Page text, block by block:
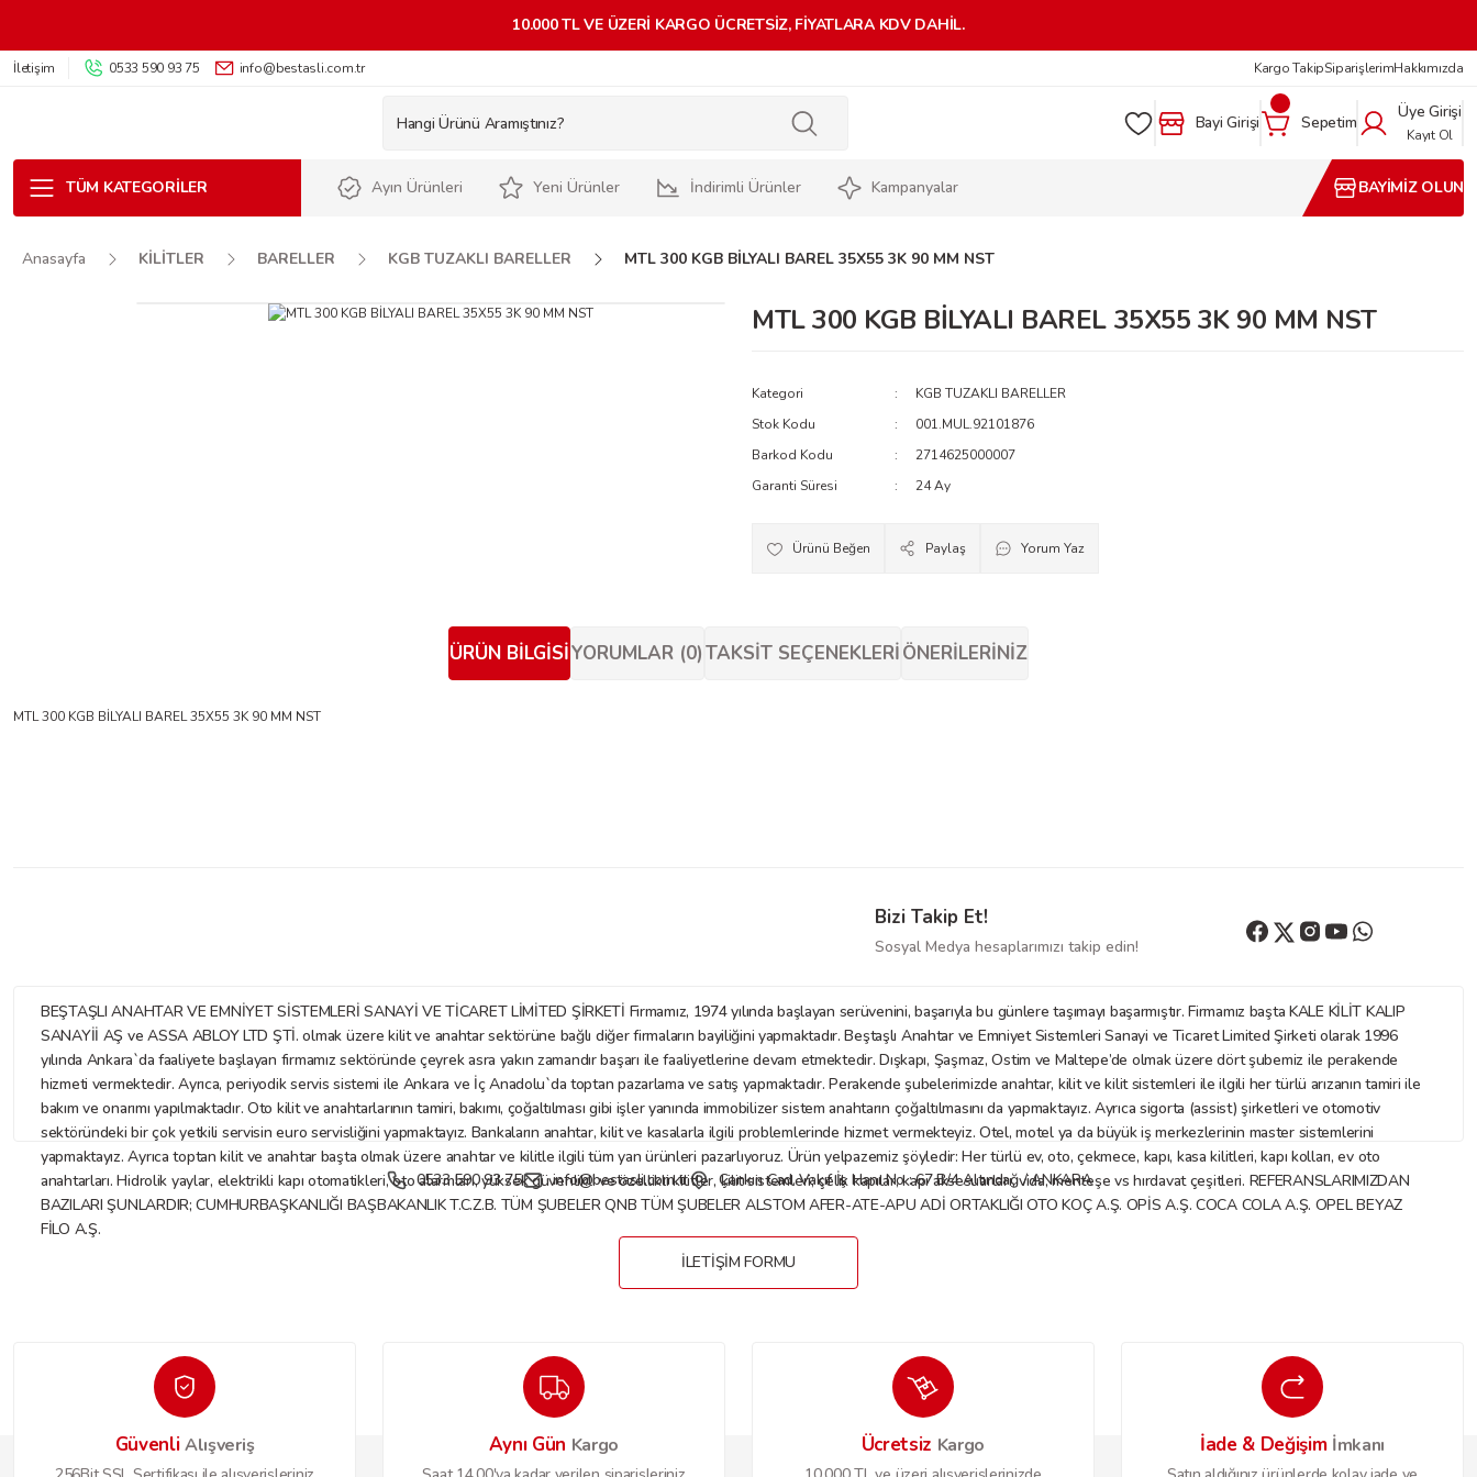
10.000 TL VE ÜZERİ KARGO ÜCRETSİZ, FİYATLARA KDV DAHİL.
İletişim 0533 590 93 75 info@bestasli.com.tr Kargo TakipSiparişlerimHakkımızda
Bayi Girişi Sepetim
Üye Girişi
Kayıt Ol
TÜM KATEGORILER Ayın Ürünleri Yeni Ürünler İndirimli Ürünler Kampanyalar BAYİMİZ OLUN
Anasayfa KİLİTLER BARELLER KGB TUZAKLI BARELLER MTL 300 KGB BİLYALI BAREL 35X55 3K 90 MM NST
MTL 300 KGB BİLYALI BAREL 35X55 3K 90 MM NST
Kategori
KGB TUZAKLI BARELLER
Stok Kodu
001.MUL.92101876
Barkod Kodu
2714625000007
Garanti Süresi
24 Ay
Paylaş Yorum Yaz
ÜRÜN BILGISIYORUMLAR (0)TAKSIT SEÇENEKLERIÖNERILERINIZ
MTL 300 KGB BİLYALI BAREL 35X55 3K 90 MM NST
Gönder
Bizi Takip Et!
Sosyal Medya hesaplarımızı takip edin!
BEŞTAŞLI ANAHTAR VE EMNİYET SİSTEMLERİ SANAYİ VE TİCARET LİMİTED ŞİRKETİ Firmamız, 1974 yılında başlayan serüvenini, başarıyla bu günlere taşımayı başarmıştır. Firmamız başta KALE KİLİT KALIP
SANAYİİ AŞ ve ASSA ABLOY LTD ŞTİ. olmak üzere kilit ve anahtar sektörüne bağlı diğer firmaların bayiliğini yapmaktadır. Beştaşlı Anahtar ve Emniyet Sistemleri Sanayi ve Ticaret Limited Şirketi olarak 1996
yılında Ankara`da faaliyete başlayan firmamız sektöründe çeyrek asra yakın zamandır başarı ile faaliyetlerine devam etmektedir. Dışkapı, Şaşmaz, Ostim ve Maltepe’de olmak üzere dört şubemiz ile perakende
hizmeti vermektedir. Ayrıca, periyodik servis sistemi ile Ankara ve İç Anadolu`da toptan pazarlama ve satış yapmaktadır. Perakende şubelerimizde anahtar, kilit ve kilit sistemleri ile ilgili her türlü arızanın tamiri ile
bakım ve onarımı yapılmaktadır. Oto kilit ve anahtarlarının tamiri, bakımı, çoğaltılması gibi işler yanında immobilizer sistem anahtarın çoğaltılmasını da yapmaktayız. Ayrıca sigorta (assist) şirketleri ve otomotiv
sektöründeki bir çok yetkili servisin euro servisliğini yapmaktayız. Bankaların anahtar, kilit ve kasalarla ilgili problemlerinde hizmet vermekteyiz. Otel, motel ya da büyük iş merkezlerinin master sistemlerini
yapmaktayız. Ayrıca toptan kilit ve anahtar başta olmak üzere anahtar ve kilitle ilgili tüm yan ürünleri pazarlıyoruz. Ürün yelpazemiz şöyledir: Her türlü ev, oto, çekmece, kapı, kasa kilitleri, kapı kolları, ev oto
anahtarları. Hidrolik yaylar, elektrikli kapı otomatikleri, oto alarmları, yüksek güvenlikli ve özellikli kilitler, kilit sistemleri; çelik kapılar, kapı aksesuarları, vida, menteşe vs hırdavat çeşitleri. REFERANSLARIMIZDAN
BAZILARI ŞUNLARDIR; CUMHURBAŞKANLIĞI BAŞBAKANLIK T.C.Z.B. TÜM ŞUBELER QNB TÜM ŞUBELER ALSTOM AFER-ATE-APU ADİ ORTAKLIĞI OTO KOÇ A.Ş. OPİS A.Ş. COCA COLA A.Ş. OPEL BEYAZ
FİLO A.Ş.
0533 590 93 75 info@bestasli.com.tr Çankırı Cad. Vakıf İş Hanı No : 67 B/4 Altındağ / ANKARA
İLETİŞİM FORMU
GüvenliAlışveriş Aynı Gün Kargo Ücretsiz Kargo İade & Değişim İmkanı